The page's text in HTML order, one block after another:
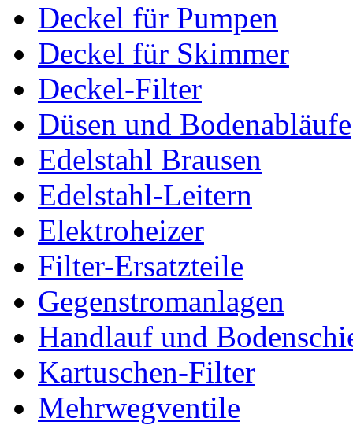
Deckel für Pumpen
Deckel für Skimmer
Deckel-Filter
Düsen und Bodenabläufe
Edelstahl Brausen
Edelstahl-Leitern
Elektroheizer
Filter-Ersatzteile
Gegenstromanlagen
Handlauf und
Kartuschen-Filter
Mehrwegventile